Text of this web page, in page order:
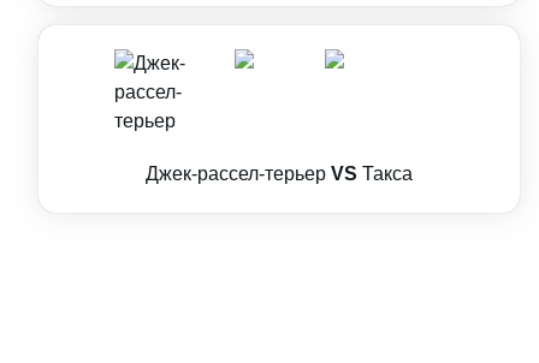
Джек-рассел-терьер VS Такса